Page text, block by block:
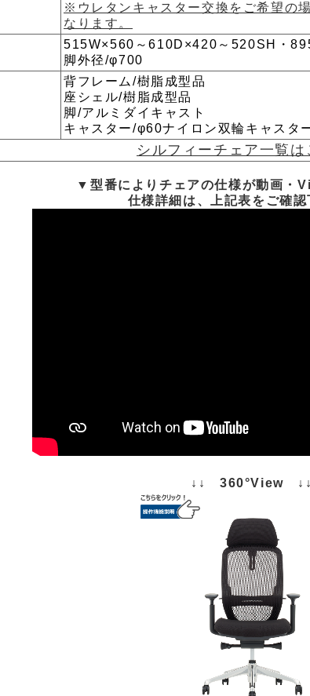
※ウレタンキャスター交換をご希望の
なります。
515W×560～610D×420～520SH・
脚外径/φ700
背フレーム/樹脂成型品
座シェル/樹脂成型品
脚/アルミダイキャスト
キャスター/φ60ナイロン双輪キャスタ
シルフィーチェア一覧
▼型番によりチェアの仕様が動画・
仕様詳細は、上記表をご確
↓↓ 360°View